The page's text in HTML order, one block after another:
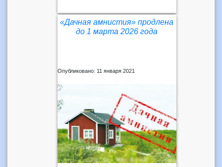
«Дачная амнистия» продлена
до 1 марта 2026 года
Опубликовано: 11 января 2021